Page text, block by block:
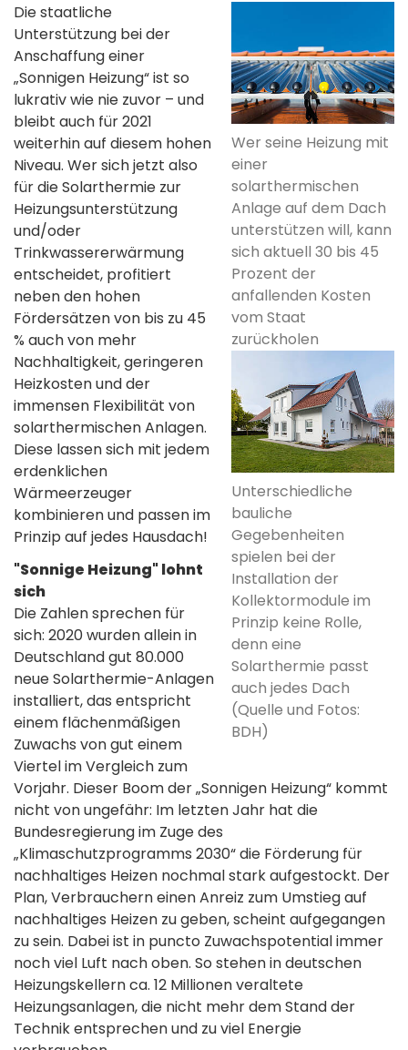
Wer seine Heizung mit
einer
solarthermischen
Anlage auf dem Dach
unterstützen will, kann
sich aktuell 30 bis 45
Prozent der
anfallenden Kosten
vom Staat
zurückholen
Unterschiedliche
bauliche
Gegebenheiten
spielen bei der
Installation der
Kollektormodule im
Prinzip keine Rolle,
denn eine
Solarthermie passt
auch jedes Dach
(Quelle und Fotos:
BDH)
Die staatliche
Unterstützung bei der
Anschaffung einer
„Sonnigen Heizung“ ist so
lukrativ wie nie zuvor – und
bleibt auch für 2021
weiterhin auf diesem hohen
Niveau. Wer sich jetzt also
für die Solarthermie zur
Heizungsunterstützung
und/oder
Trinkwassererwärmung
entscheidet, profitiert
neben den hohen
Fördersätzen von bis zu 45
% auch von mehr
Nachhaltigkeit, geringeren
Heizkosten und der
immensen Flexibilität von
solarthermischen Anlagen.
Diese lassen sich mit jedem
erdenklichen
Wärmeerzeuger
kombinieren und passen im
Prinzip auf jedes Hausdach!
"Sonnige Heizung" lohnt
sich
Die Zahlen sprechen für
sich: 2020 wurden allein in
Deutschland gut 80.000
neue Solarthermie-Anlagen
installiert, das entspricht
einem flächenmäßigen
Zuwachs von gut einem
Viertel im Vergleich zum
Vorjahr. Dieser Boom der „Sonnigen Heizung“ kommt
nicht von ungefähr: Im letzten Jahr hat die
Bundesregierung im Zuge des
„Klimaschutzprogramms 2030“ die Förderung für
nachhaltiges Heizen nochmal stark aufgestockt. Der
Plan, Verbrauchern einen Anreiz zum Umstieg auf
nachhaltiges Heizen zu geben, scheint aufgegangen
zu sein. Dabei ist in puncto Zuwachspotential immer
noch viel Luft nach oben. So stehen in deutschen
Heizungskellern ca. 12 Millionen veraltete
Heizungsanlagen, die nicht mehr dem Stand der
Technik entsprechen und zu viel Energie